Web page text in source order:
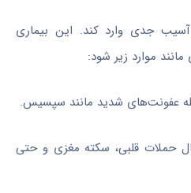
جدی وارد کند. این بیماری
موارد زیر شود:
عفونت‌های شدید مانند سپسیس.
حملات قلبی، سکته مغزی و حتی